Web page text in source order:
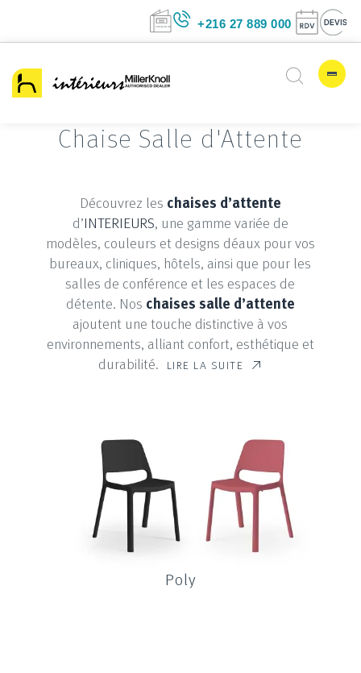
+216 27 889
Chaise Salle d'Attente
Découvrez les chaises d’attente
d’INTERIEURS, une gamme variée de
modèles, couleurs et designs déaux pour vos
bureaux, cliniques, hôtels, ainsi que pour les
salles de conférence et les espaces de
détente. Nos chaises salle d’attente
ajoutent une touche distinctive à vos
environnements, alliant confort, esthétique et
durabilité. LIRE LA SUITE
Poly